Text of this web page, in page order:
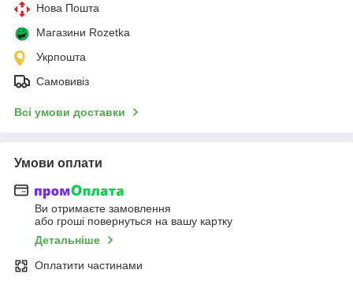
Нова Пошта
Магазини Rozetka
Укрпошта
Самовивіз
Всі умови доставки
Умови оплати
Ви отримаєте замовлення
або гроші повернуться на вашу картку
Детальніше
Оплатити частинами